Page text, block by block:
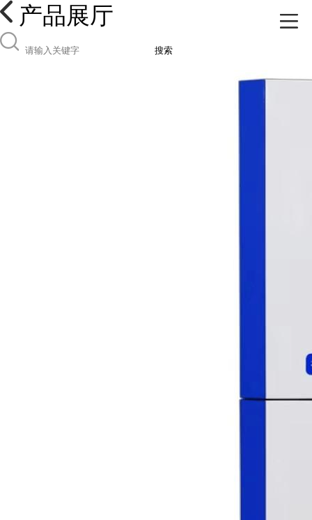
产品展厅
搜索